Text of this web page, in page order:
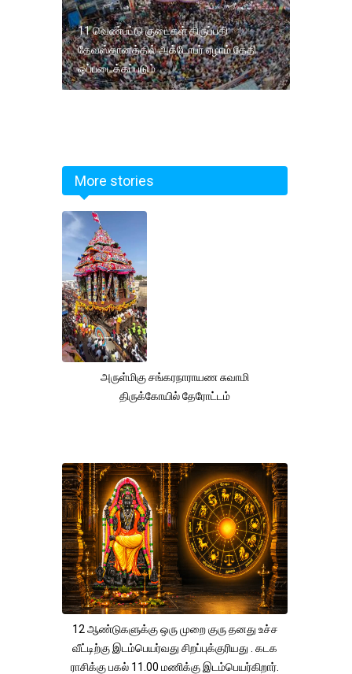
11 வெண்பட்டு குடைகள் திருப்பதி
தேவஸ்தானத்தில் அக்டோபர் ஏழாம் தேதி
ஒப்படைக்கப்படும்
More stories
அருள்மிகு சங்கரநாராயண சுவாமி
திருக்கோயில் தேரோட்டம்
12 ஆண்டுகளுக்கு ஒரு முறை குரு தனது உச்ச
வீட்டிற்கு இடம்பெயர்வது சிறப்புக்குரியது . கடக
ராசிக்கு பகல் 11.00 மணிக்கு இடம்பெயர்கிறார்.